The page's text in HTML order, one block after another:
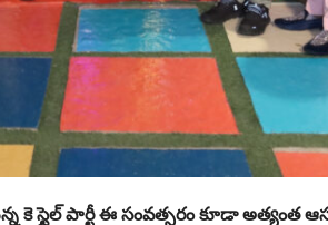
కె స్టైల్ పార్టీ ఈ సంవత్సరం కూడా అత్యంత